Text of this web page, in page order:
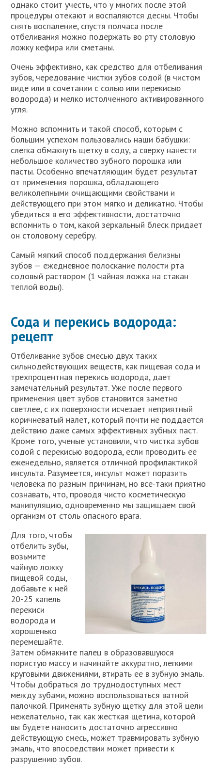
однако стоит учесть, что у многих после этой
процедуры отекают и воспаляются десны. Чтобы
снять воспаление, спустя полчаса после
отбеливания можно подержать во рту столовую
ложку кефира или сметаны.
Очень эффективно, как средство для отбеливания
зубов, чередование чистки зубов содой (в чистом
виде или в сочетании с солью или перекисью
водорода) и мелко истолченного активированного
угля.
Можно вспомнить и такой способ, которым с
большим успехом пользовались наши бабушки:
слегка обмакнуть щетку в соду, а сверху нанести
небольшое количество зубного порошка или
пасты. Особенно впечатляющим будет результат
от применения порошка, обладающего
великолепными очищающими свойствами и
действующего при этом мягко и деликатно. Чтобы
убедиться в его эффективности, достаточно
вспомнить о том, какой зеркальный блеск придает
он столовому серебру.
Самый мягкий способ поддержания белизны
зубов — ежедневное полоскание полости рта
содовый раствором (1 чайная ложка на стакан
теплой воды).
Сода и перекись водорода:
рецепт
Отбеливание зубов смесью двух таких
сильнодействующих веществ, как пищевая сода и
трехпроцентная перекись водорода, дает
замечательный результат. Уже после первого
применения цвет зубов становится заметно
светлее, с их поверхности исчезает неприятный
коричневатый налет, который почти не поддается
действию даже самых эффективных зубных паст.
Кроме того, ученые установили, что чистка зубов
содой с перекисью водорода, если проводить ее
еженедельно, является отличной профилактикой
инсульта. Разумеется, инсульт может поразить
человека по разным причинам, но все-таки приятно
сознавать, что, проводя чисто косметическую
манипуляцию, одновременно мы защищаем свой
организм от столь опасного врага.
Для того, чтобы
отбелить зубы,
возьмите
чайную ложку
пищевой соды,
добавьте к ней
20-25 капель
перекиси
водорода и
хорошенько
перемешайте.
Затем обмакните палец в образовавшуюся
пористую массу и начинайте аккуратно, легкими
круговыми движениями, втирать ее в зубную эмаль.
Чтобы добраться до труднодоступных мест
между зубами, можно воспользоваться ватной
палочкой. Применять зубную щетку для этой цели
нежелательно, так как жесткая щетина, которой
вы будете наносить достаточно агрессивно
действующую смесь, может травмировать зубную
эмаль, что впосоедствии может привести к
разрушению зубов.